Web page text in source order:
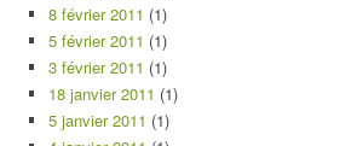
8 février 2011 (1)
5 février 2011 (1)
3 février 2011 (1)
18 janvier 2011 (1)
5 janvier 2011 (1)